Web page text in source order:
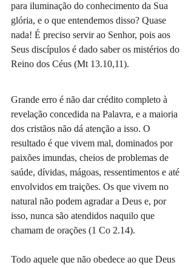
para iluminação do conhecimento da Sua
glória, e o que entendemos disso? Quase
nada! É preciso servir ao Senhor, pois aos
Seus discípulos é dado saber os mistérios do
Reino dos Céus (Mt 13.10,11).
Grande erro é não dar crédito completo à
revelação concedida na Palavra, e a maioria
dos cristãos não dá atenção a isso. O
resultado é que vivem mal, dominados por
paixões imundas, cheios de problemas de
saúde, dívidas, mágoas, ressentimentos e até
envolvidos em traições. Os que vivem no
natural não podem agradar a Deus e, por
isso, nunca são atendidos naquilo que
chamam de orações (1 Co 2.14).
Todo aquele que não obedece ao que Deus